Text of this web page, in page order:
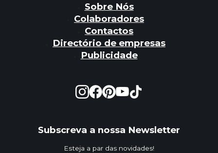
Sobre Nós
Colaboradores
Contactos
Directório de empresas
Publicidade
Subscreva a nossa Newsletter
Esteja a par das novidades!